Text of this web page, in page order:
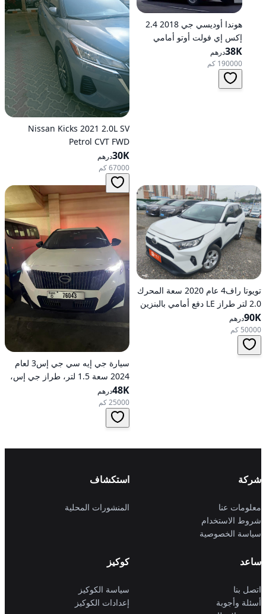
هوندا أوديسي جي 2018 2.4
إكس إي فولت أوتو أمامي
الدفع
38Kدرهم
190000 كم
Nissan Kicks 2021 2.0L SV
Petrol CVT FWD
30Kدرهم
67000 كم
تويوتا راف4 عام 2020 سعة المحرك
2.0 لتر طراز LE دفع أمامي بالبنزين
أوتوماتيكي
90Kدرهم
50000 كم
سيارة جي إيه سي جي إس3 لعام
2024 سعة 1.5 لتر، طراز جي إس،
تعمل بالبنزين، ناقل حركة
أوتوماتيكي، دفع أمامي
48Kدرهم
25000 كم
شركة
معلومات عنا
شروط الاستخدام
سياسة الخصوصية
استكشاف
المنشورات المحلية
ساعد
اتصل بنا
أسئلة وأجوبة
كوكيز
سياسة الكوكيز
إعدادات الكوكيز